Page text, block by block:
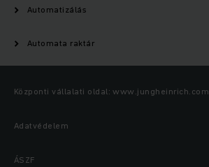
Automatizálás
Automata raktár
Központi vállalati oldal: www.jungheinrich.com
Adatvédelem
ÁSZF